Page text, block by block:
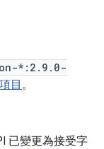
*:2.9.0-
目 。
已變更為接受字